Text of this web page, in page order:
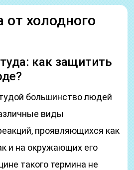
от холодного
как защитить
большинство людей
виды
проявляющихся как
и на окружающих его
такого термина не